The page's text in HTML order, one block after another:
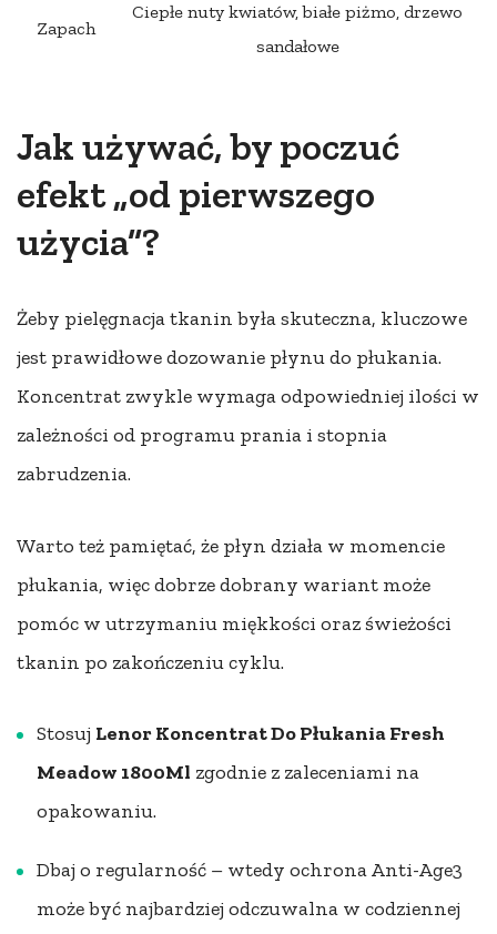
Zapach
Ciepłe nuty kwiatów, białe piżmo, drzewo
sandałowe
Jak używać, by poczuć
efekt „od pierwszego
użycia”?
Żeby pielęgnacja tkanin była skuteczna, kluczowe
jest prawidłowe dozowanie płynu do płukania.
Koncentrat zwykle wymaga odpowiedniej ilości w
zależności od programu prania i stopnia
zabrudzenia.
Warto też pamiętać, że płyn działa w momencie
płukania, więc dobrze dobrany wariant może
pomóc w utrzymaniu miękkości oraz świeżości
tkanin po zakończeniu cyklu.
Stosuj Lenor Koncentrat Do Płukania Fresh
Meadow 1800Ml zgodnie z zaleceniami na
opakowaniu.
Dbaj o regularność – wtedy ochrona Anti-Age3
może być najbardziej odczuwalna w codziennej